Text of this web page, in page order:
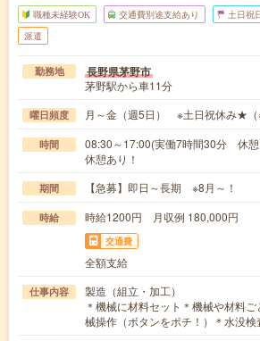
職種未経験OK 交通費別途支給あり 土日祝
派遣
勤務地 長野県茅野市
茅野駅から車11分
曜日頻度 月～金（週5日） ※土日祝休み★（
時間
08:30～17:00(実働7時間30分 休
休憩あり！
期間 【急募】即日～長期 ※8月～！
時給 時給1200円 月収例 180,000円
交通費
全額支給
仕事内容
製造（組立・加工）
＊機械に材料セット＊機械や材料
械操作（ボタンをポチ！）＊水没